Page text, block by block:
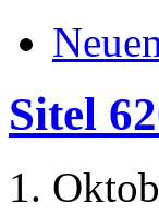
Sitel
1.